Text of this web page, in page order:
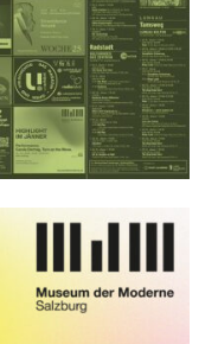
Blick
in Stadt
Programm